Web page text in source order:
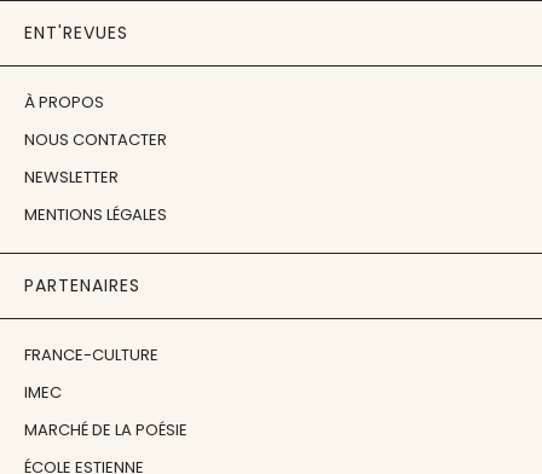
ENT'REVUES
À PROPOS
NOUS CONTACTER
NEWSLETTER
MENTIONS LÉGALES
PARTENAIRES
FRANCE-CULTURE
IMEC
MARCHÉ DE LA POÉSIE
ÉCOLE ESTIENNE